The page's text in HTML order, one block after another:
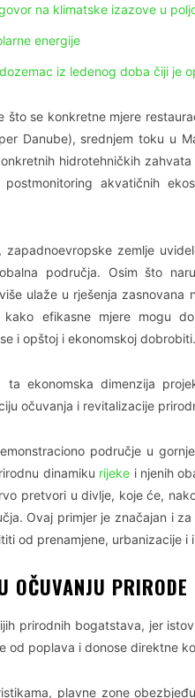
na klimatske izazove u
energije
iz ledenog doba čiji je
što se konkretne mjere
Danube), srednjem toku u
hidrotehničkih
postmonitoring akvatičnih
zapadnoevropske zemlje
područja. Osim što
ulaže u rješenja
efikasne mjere mogu
i opštoj i ekonomskoj dobrobiti.
ta ekonomska dimenzija
očuvanja i revitalizacije
područje u
dinamiku rijeke i njenih
pretvori u divlje, koje će,
Ovaj primjer je značajan i
od prenamjene, urbanizacije i
OČUVANJU
prirodnih bogatstava, jer
od poplava i donose direktne
plavne zone